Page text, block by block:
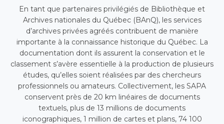
En tant que partenaires privilégiés de Bibliothèque et
Archives nationales du Québec (BAnQ), les services
d’archives privées agréés contribuent de manière
importante à la connaissance historique du Québec. La
documentation dont ils assurent la conservation et le
classement s’avère essentielle à la production de plusieurs
études, qu’elles soient réalisées par des chercheurs
professionnels ou amateurs. Collectivement, les SAPA
conservent près de 20 km linéaires de documents
textuels, plus de 13 millions de documents
iconographiques, 1 million de cartes et plans, 74 100